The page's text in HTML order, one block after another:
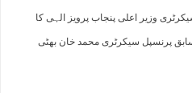
وزیر اعلی پنجاب پرویز الہی کا
سابق پرنسپل سیکرٹری محمد خان بھٹی